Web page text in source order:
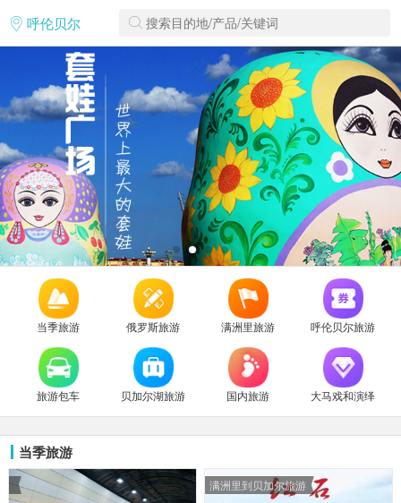
呼伦贝尔
当季旅游 俄罗斯旅游 满洲里旅游 呼伦贝尔旅游
旅游包车 贝加尔湖旅游 国内旅游 大马戏和演绎
当季旅游
满洲里到贝加尔旅游